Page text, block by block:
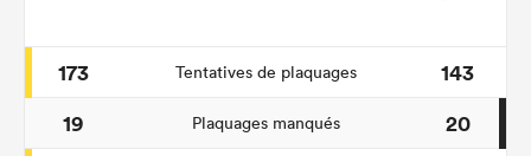
173 Tentatives de plaquages
143
19
Plaquages manqués
20